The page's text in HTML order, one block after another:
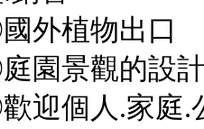
外植物出口
園景觀的設
迎個人.家庭.